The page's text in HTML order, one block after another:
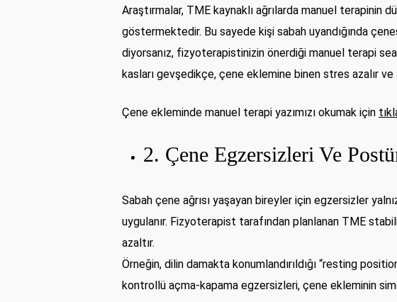
Araştırmalar, TME kaynaklı ağrılarda manuel terapinin
göstermektedir. Bu sayede kişi sabah uyandığında
diyorsanız, fizyoterapistinizin önerdiği manuel terapi
kasları gevşedikçe, çene eklemine binen stres azalır ve
Çene ekleminde manuel terapi yazımızı okumak için
2. Çene Egzersizleri Ve
Sabah çene ağrısı yaşayan bireyler için egzersizler
uygulanır. Fizyoterapist tarafından planlanan TME
azaltır.
Örneğin, dilin damakta konumlandırıldığı “resting
kontrollü açma-kapama egzersizleri, çene ekleminin